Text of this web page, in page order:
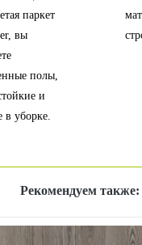
паркет
вы
полы,
и
в уборке.
Рекомендуем также: